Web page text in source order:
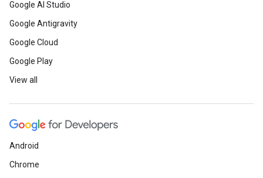
Google AI Studio
Google Antigravity
Google Cloud
Google Play
View all
Android
Chrome